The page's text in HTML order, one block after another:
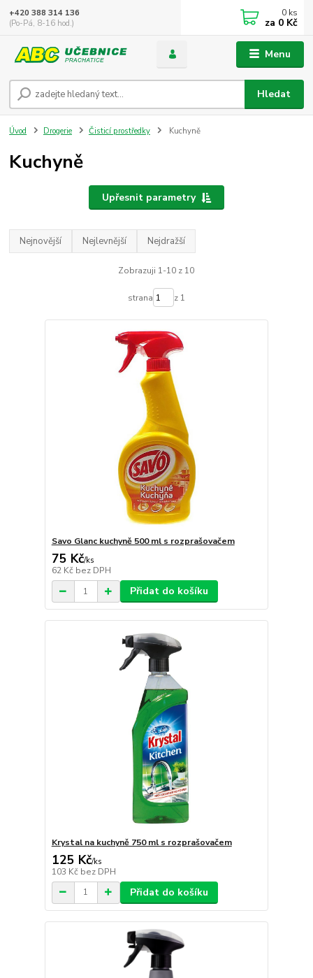
Menu
Hledat
+420 388 314 136
(Po-Pá, 8-16 hod.)
0 ks
za 0 Kč
Úvod Drogerie Čisticí prostředky Kuchyně
Kuchyně
Upřesnit parametry
Nejnovější Nejlevnější Nejdražší
Zobrazuji 1-10 z 10
strana z 1
Savo Glanc kuchyně 500 ml s rozprašovačem
75 Kč/ks
62 Kč bez DPH
Přidat do košíku
Krystal na kuchyně 750 ml s rozprašovačem
125 Kč/ks
103 Kč bez DPH
Přidat do košíku